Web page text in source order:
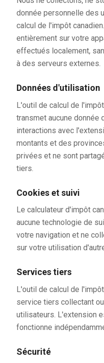
donnée personnelle des
calcul de l'impôt
entièrement sur votre
effectués localement,
à des serveurs externes.
Données d'utilisation
L'outil de calcul de
transmet aucune donnée
interactions avec
montants et des
privées et ne sont
tiers.
Cookies et suivi
Le calculateur d'impôt
aucune technologie de
votre navigation et ne
sur votre utilisation
Services tiers
L'outil de calcul de
service tiers collectant
utilisateurs. L'extension
fonctionne
Sécurité